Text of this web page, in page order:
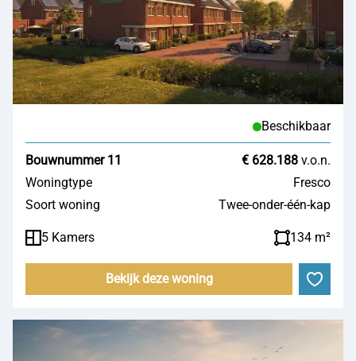
Beschikbaar
Bouwnummer 11 € 628.188 v.o.n.
Woningtype
Fresco
Soort woning
Twee-onder-één-kap
5 Kamers 134 m²
Bekijk deze woning